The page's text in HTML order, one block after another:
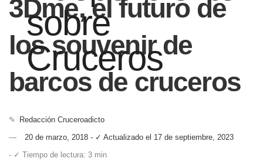
3Dme, el futuro de
los souvenir de
barcos de cruceros
✎
Redacción Cruceroadicto
20 de marzo, 2018 - ✓ Actualizado el 17 de septiembre, 2023
- ✓ Tiempo de lectura: 3 min